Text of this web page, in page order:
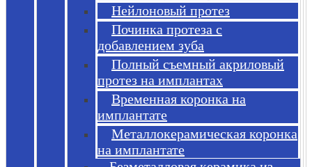
Нейлоновый протез
Починка протеза с
добавлением зуба
Полный съемный акриловый
протез на имплантах
Временная коронка на
имплантате
Металлокерамическая коронка
на имплантате